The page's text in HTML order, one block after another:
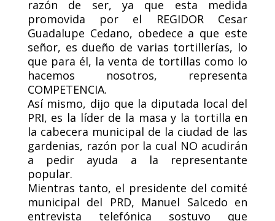
razón de ser, ya que esta medida
promovida por el REGIDOR Cesar
Guadalupe Cedano, obedece a que este
señor, es dueño de varias tortillerías, lo
que para él, la venta de tortillas como lo
hacemos nosotros, representa
COMPETENCIA.
Así mismo, dijo que la diputada local del
PRI, es la líder de la masa y la tortilla en
la cabecera municipal de la ciudad de las
gardenias, razón por la cual NO acudirán
a pedir ayuda a la representante
popular.
Mientras tanto, el presidente del comité
municipal del PRD, Manuel Salcedo en
entrevista telefónica sostuvo que